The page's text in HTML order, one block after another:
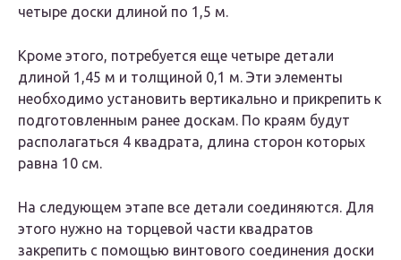
четыре доски длиной по 1,5 м.
Кроме этого, потребуется еще четыре детали
длиной 1,45 м и толщиной 0,1 м. Эти элементы
необходимо установить вертикально и прикрепить к
подготовленным ранее доскам. По краям будут
располагаться 4 квадрата, длина сторон которых
равна 10 см.
На следующем этапе все детали соединяются. Для
этого нужно на торцевой части квадратов
закрепить с помощью винтового соединения доски